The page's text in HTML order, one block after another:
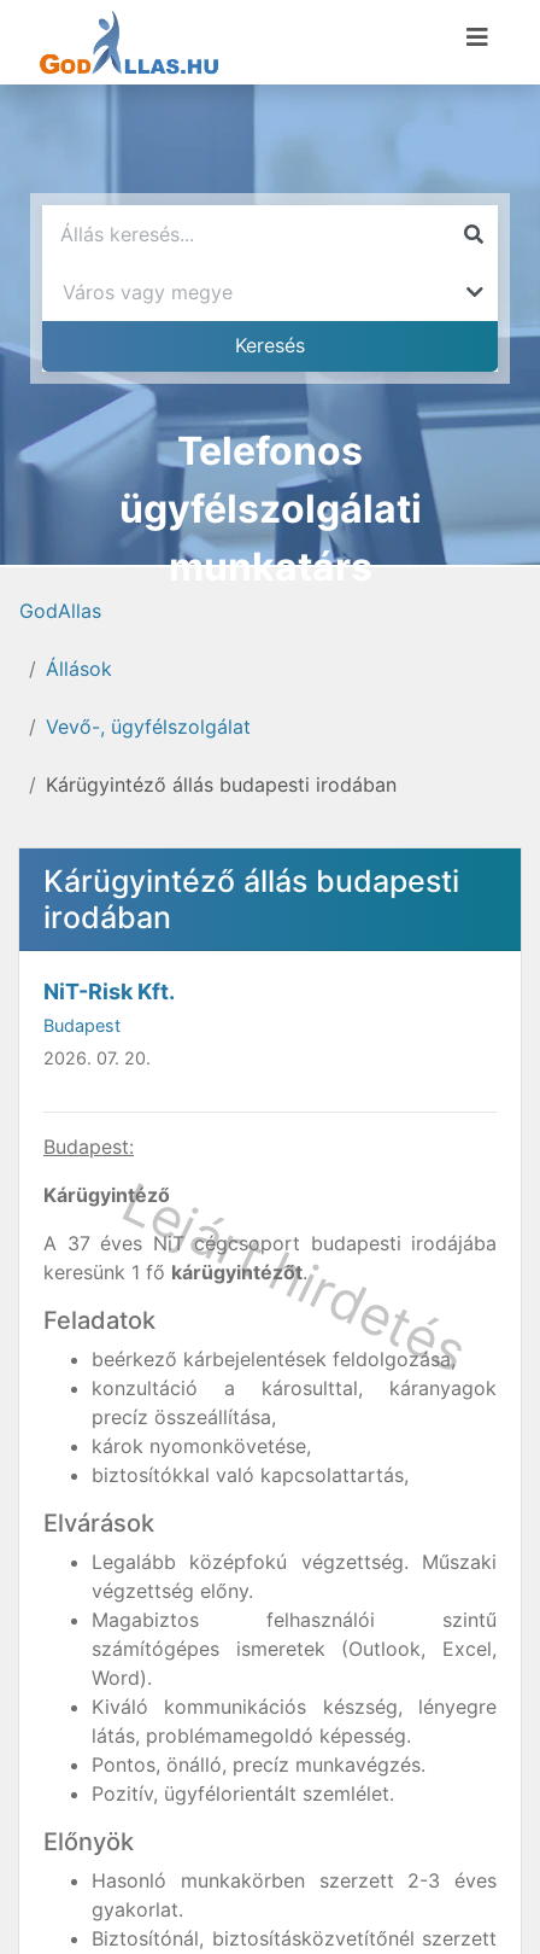
Telefonos
ügyfélszolgálati
munkatárs
GodAllas
Állások
Vevő-, ügyfélszolgálat
Kárügyintéző állás budapesti irodában
Kárügyintéző állás budapesti
irodában
NiT-Risk Kft.
Budapest
2026. 07. 20.
Budapest:
Kárügyintéző
A 37 éves NiT cégcsoport budapesti irodájába
keresünk 1 fő kárügyintézőt.
Feladatok
beérkező kárbejelentések feldolgozása,
konzultáció a károsulttal, káranyagok
precíz összeállítása,
károk nyomonkövetése,
biztosítókkal való kapcsolattartás,
Elvárások
Legalább középfokú végzettség. Műszaki
végzettség előny.
Magabiztos felhasználói szintű
számítógépes ismeretek (Outlook, Excel,
Word).
Kiváló kommunikációs készség, lényegre
látás, problémamegoldó képesség.
Pontos, önálló, precíz munkavégzés.
Pozitív, ügyfélorientált szemlélet.
Előnyök
Hasonló munkakörben szerzett 2-3 éves
gyakorlat.
Biztosítónál, biztosításközvetítőnél szerzett